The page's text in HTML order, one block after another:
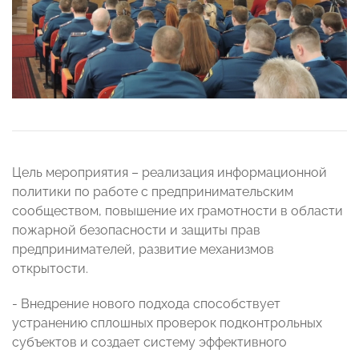
Цель мероприятия – реализация информационной
политики по работе с предпринимательским
сообществом, повышение их грамотности в области
пожарной безопасности и защиты прав
предпринимателей, развитие механизмов
открытости.
- Внедрение нового подхода способствует
устранению сплошных проверок подконтрольных
субъектов и создает систему эффективного